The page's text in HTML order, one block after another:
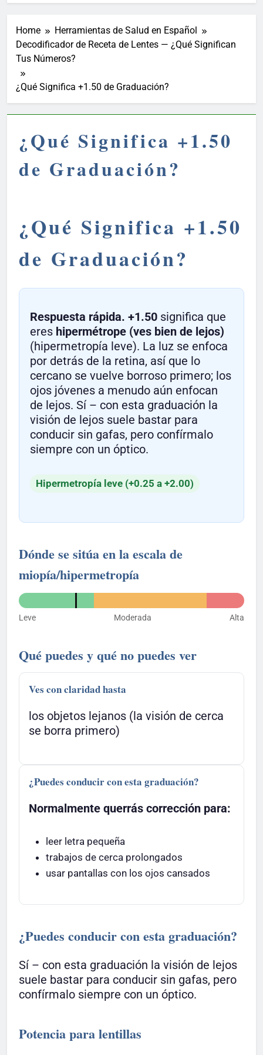
Home
Herramientas de Salud en Español
Decodificador de Receta de Lentes — ¿Qué Significan
Tus Números?
¿Qué Significa +1.50 de Graduación?
¿Qué Significa +1.50
de Graduación?
¿Qué Significa +1.50
de Graduación?
Respuesta rápida. +1.50 significa que
eres hipermétrope (ves bien de lejos)
(hipermetropía leve). La luz se enfoca
por detrás de la retina, así que lo
cercano se vuelve borroso primero; los
ojos jóvenes a menudo aún enfocan
de lejos. Sí – con esta graduación la
visión de lejos suele bastar para
conducir sin gafas, pero confírmalo
siempre con un óptico.
Hipermetropía leve (+0.25 a +2.00)
Dónde se sitúa en la escala de
miopía/hipermetropía
Leve Moderada Alta
Qué puedes y qué no puedes ver
Ves con claridad hasta
los objetos lejanos (la visión de cerca
se borra primero)
¿Puedes conducir con esta graduación?
Normalmente querrás corrección para:
leer letra pequeña
trabajos de cerca prolongados
usar pantallas con los ojos cansados
¿Puedes conducir con esta graduación?
Sí – con esta graduación la visión de lejos
suele bastar para conducir sin gafas, pero
confírmalo siempre con un óptico.
Potencia para lentillas